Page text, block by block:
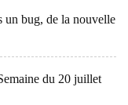
un bug, de la nouvelle
du 20 juillet